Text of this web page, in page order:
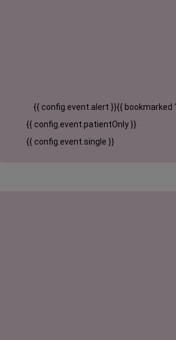
{{ config.event.alert }}{{ bookmarked
{{ config.event.patientOnly }}
{{ config.event.single }}